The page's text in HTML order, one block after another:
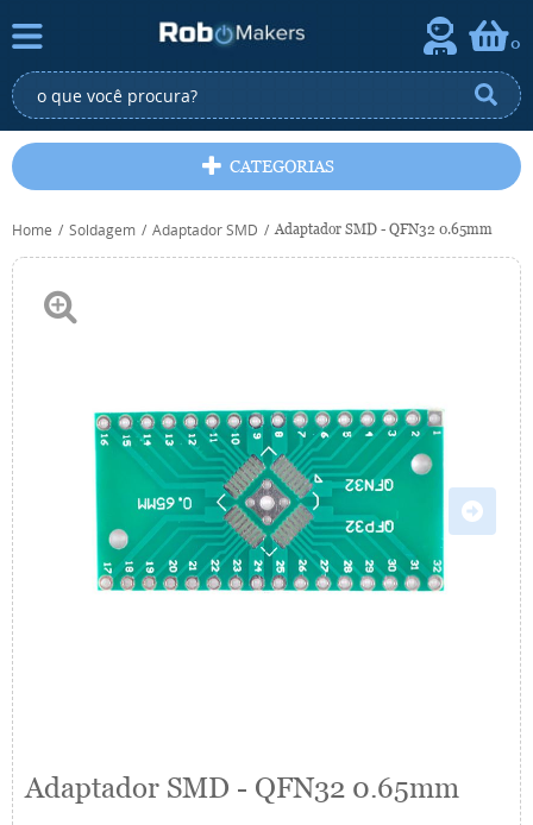
0
CATEGORIAS
Home Soldagem Adaptador SMD Adaptador SMD - QFN32 0.65mm
Adaptador SMD - QFN32 0.65mm